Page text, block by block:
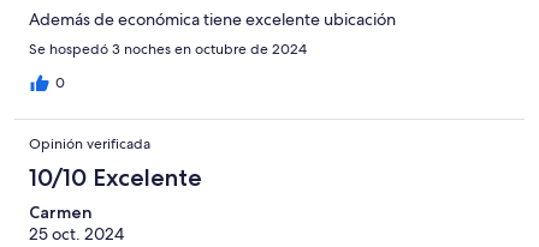
Además de económica tiene excelente ubicación
Se hospedó 3 noches en octubre de 2024
0
Opinión verificada
10/10 Excelente
Carmen
25 oct. 2024